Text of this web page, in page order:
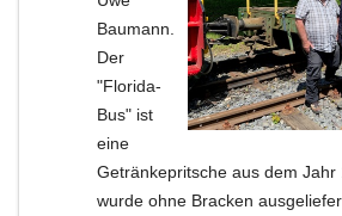
Baumann.
Der
"Florida-
Bus" ist
eine
Getränkepritsche aus dem
wurde ohne Bracken